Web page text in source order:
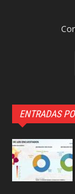
ENTRADAS